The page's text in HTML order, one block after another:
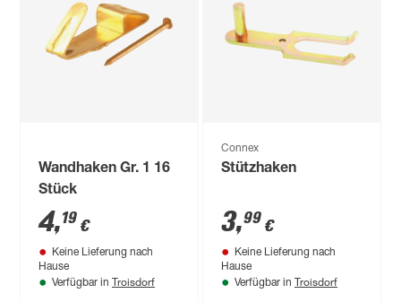
Wandhaken Gr. 1 16
Stück
4,19 €
Keine Lieferung nach
Hause
Verfügbar in Troisdorf
Connex
Stützhaken
3,99 €
Keine Lieferung nach
Hause
Verfügbar in Troisdorf